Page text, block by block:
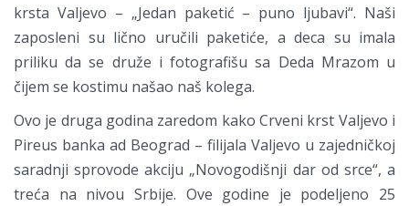
krsta Valjevo – „Jedan paketić – puno ljubavi“. Naši
zaposleni su lično uručili paketiće, a deca su imala
priliku da se druže i fotografišu sa Deda Mrazom u
čijem se kostimu našao naš kolega.
Ovo je druga godina zaredom kako Crveni krst Valjevo i
Pireus banka ad Beograd – filijala Valjevo u zajedničkoj
saradnji sprovode akciju „Novogodišnji dar od srce“, a
treća na nivou Srbije. Ove godine je podeljeno 25